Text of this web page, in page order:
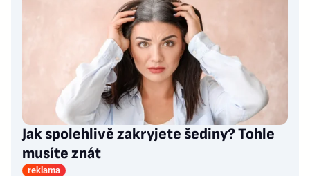
Jak spolehlivě zakryjete šediny? Tohle
musíte znát
reklama